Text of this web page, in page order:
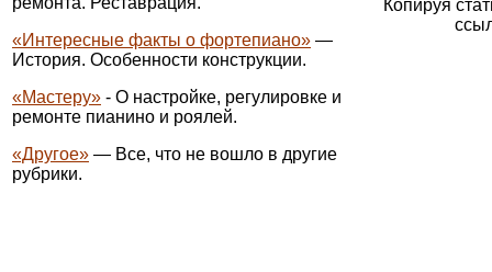
«Интересные факты о фортепиано» —
История. Особенности конструкции.
«Мастеру» - О настройке, регулировке и
ремонте пианино и роялей.
«Другое» — Все, что не вошло в другие
рубрики.
Копируя